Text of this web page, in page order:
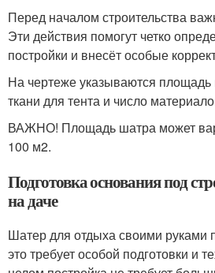
Перед началом строительства
Эти действия помогут четко
постройки и внесёт особые
На чертеже указываются площадь
ткани для тента и число
ВАЖНО! Площадь шатра может
100 м2.
Подготовка основания под
на даче
Шатер для отдыха своими руками
это требует особой подготовки и